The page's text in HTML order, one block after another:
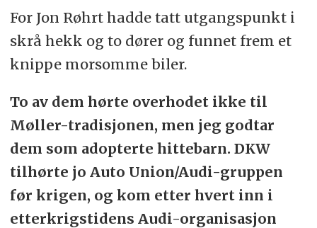
For Jon Røhrt hadde tatt utgangspunkt i
skrå hekk og to dører og funnet frem et
knippe morsomme biler.
To av dem hørte overhodet ikke til
Møller-tradisjonen, men jeg godtar
dem som adopterte hittebarn. DKW
tilhørte jo Auto Union/Audi-gruppen
før krigen, og kom etter hvert inn i
etterkrigstidens Audi-organisasjon